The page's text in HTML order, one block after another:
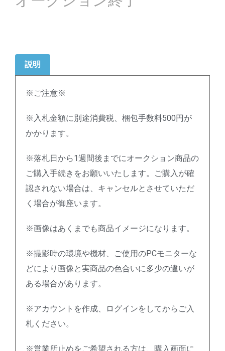
説明
※ご注意※
※入札金額に別途消費税、梱包手数料500円が
かかります。
※落札日から1週間後までにオークション商品の
ご購入手続きをお願いいたします。ご購入が確
認されない場合は、キャンセルとさせていただ
く場合が御座います。
※画像はあくまでも商品イメージになります。
※撮影時の環境や機材、ご使用のPCモニターな
どにより画像と実商品の色合いに多少の違いが
ある場合があります。
※アカウントを作成、ログインをしてからご入
札ください。
※営業所止めをご希望される方は、購入画面に